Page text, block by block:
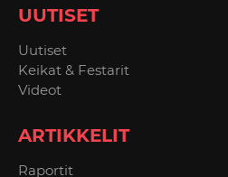
UUTISET
Uutiset
Keikat & Festarit
Videot
ARTIKKELIT
Raportit